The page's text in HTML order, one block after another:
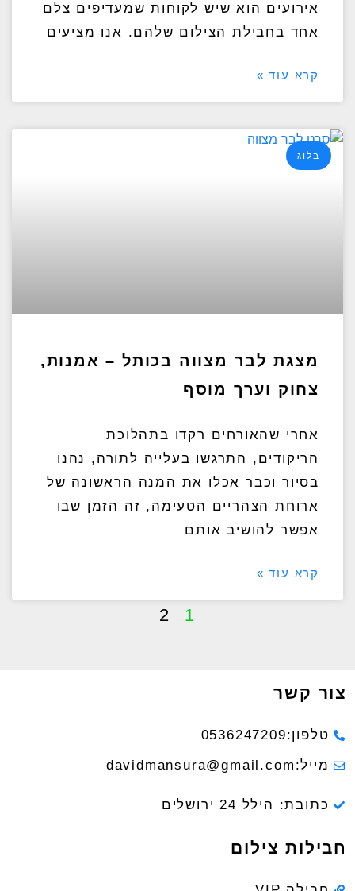
אירועים הוא שיש לקוחות שמעדיפים צלם
אחד בחבילת הצילום שלהם. אנו מציעים
קרא עוד »
בלוג
מצגת לבר מצווה בכותל – אמנות,
צחוק וערך מוסף
אחרי שהאורחים רקדו בתהלוכת
הריקודים, התרגשו בעלייה לתורה, נהנו
בסיור וכבר אכלו את המנה הראשונה של
ארוחת הצהריים הטעימה, זה הזמן שבו
אפשר להושיב אותם
קרא עוד »
1
2
צור קשר
טלפון:0536247209
מייל:davidmansura@gmail.com
כתובת: הילל 24 ירושלים
חבילות צילום